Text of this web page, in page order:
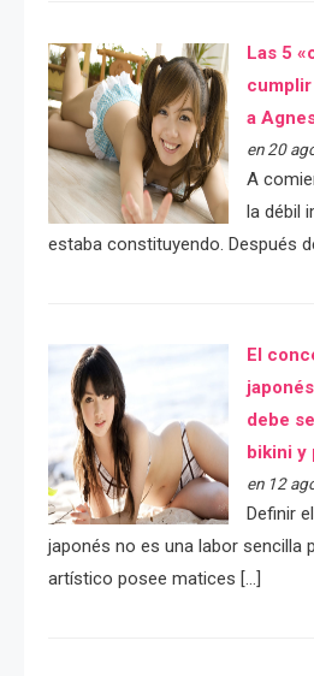
Las 5
a
en 20
A
la débil
estaba constituyendo. Después
El
debe
bikini y
en 12
Definir
japonés no es una labor sencilla
artístico posee matices […]